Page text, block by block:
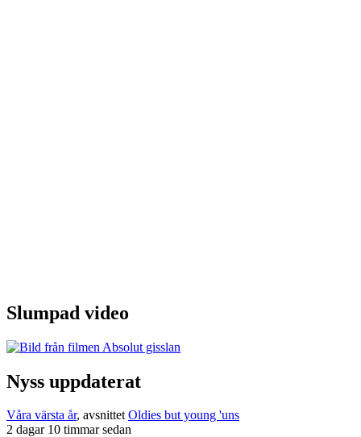
Slumpad video
Nyss uppdaterat
Våra värsta år, avsnittetOldies but young 'uns
2 dagar 10 timmar sedan